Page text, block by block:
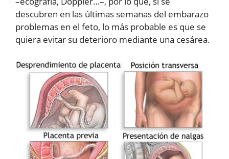
descubren en las últimas semanas del embarazo
problemas en el feto, lo más probable es que se
quiera evitar su deterioro mediante una cesárea.